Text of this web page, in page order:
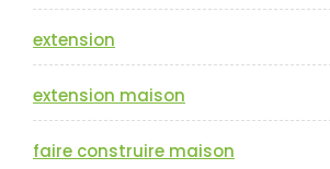
extension
extension maison
faire construire maison